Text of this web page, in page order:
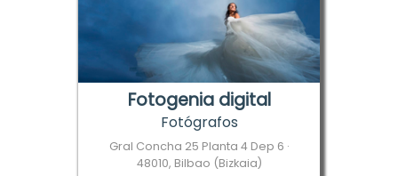
Fotogenia digital
Fotógrafos
Gral Concha 25 Planta 4 Dep 6 ·
48010, Bilbao (Bizkaia)